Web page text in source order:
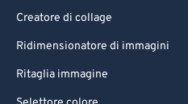
Creatore di collage
Ridimensionatore di immagini
Ritaglia immagine